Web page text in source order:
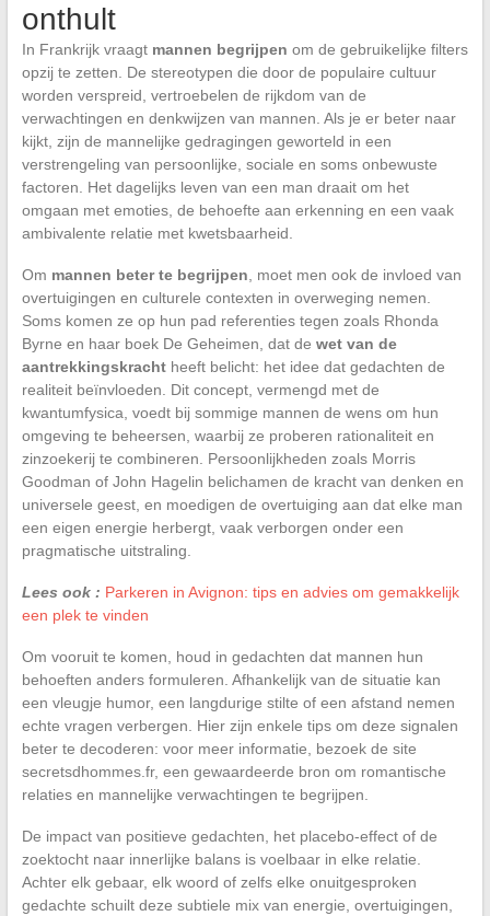
onthult
In Frankrijk vraagt mannen begrijpen om de gebruikelijke filters
opzij te zetten. De stereotypen die door de populaire cultuur
worden verspreid, vertroebelen de rijkdom van de
verwachtingen en denkwijzen van mannen. Als je er beter naar
kijkt, zijn de mannelijke gedragingen geworteld in een
verstrengeling van persoonlijke, sociale en soms onbewuste
factoren. Het dagelijks leven van een man draait om het
omgaan met emoties, de behoefte aan erkenning en een vaak
ambivalente relatie met kwetsbaarheid.
Om mannen beter te begrijpen , moet men ook de invloed van
overtuigingen en culturele contexten in overweging nemen.
Soms komen ze op hun pad referenties tegen zoals Rhonda
Byrne en haar boek De Geheimen, dat de wet van de
aantrekkingskrachtheeft belicht: het idee dat gedachten de
realiteit beïnvloeden. Dit concept, vermengd met de
kwantumfysica, voedt bij sommige mannen de wens om hun
omgeving te beheersen, waarbij ze proberen rationaliteit en
zinzoekerij te combineren. Persoonlijkheden zoals Morris
Goodman of John Hagelin belichamen de kracht van denken en
universele geest, en moedigen de overtuiging aan dat elke man
een eigen energie herbergt, vaak verborgen onder een
pragmatische uitstraling.
Lees ook : Parkeren in Avignon: tips en advies om gemakkelijk
een plek te vinden
Om vooruit te komen, houd in gedachten dat mannen hun
behoeften anders formuleren. Afhankelijk van de situatie kan
een vleugje humor, een langdurige stilte of een afstand nemen
echte vragen verbergen. Hier zijn enkele tips om deze signalen
beter te decoderen: voor meer informatie, bezoek de site
secretsdhommes.fr, een gewaardeerde bron om romantische
relaties en mannelijke verwachtingen te begrijpen.
De impact van positieve gedachten, het placebo-effect of de
zoektocht naar innerlijke balans is voelbaar in elke relatie.
Achter elk gebaar, elk woord of zelfs elke onuitgesproken
gedachte schuilt deze subtiele mix van energie, overtuigingen,